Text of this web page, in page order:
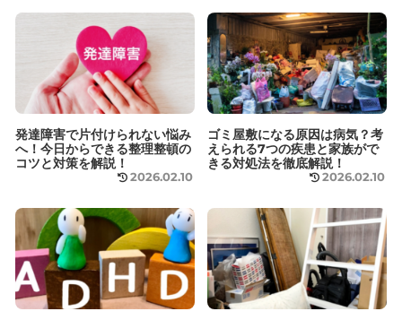
発達障害で片付けられない悩み
へ！今日からできる整理整頓の
コツと対策を解説！
2026.02.10
ゴミ屋敷になる原因は病気？考
えられる7つの疾患と家族がで
きる対処法を徹底解説！
2026.02.10